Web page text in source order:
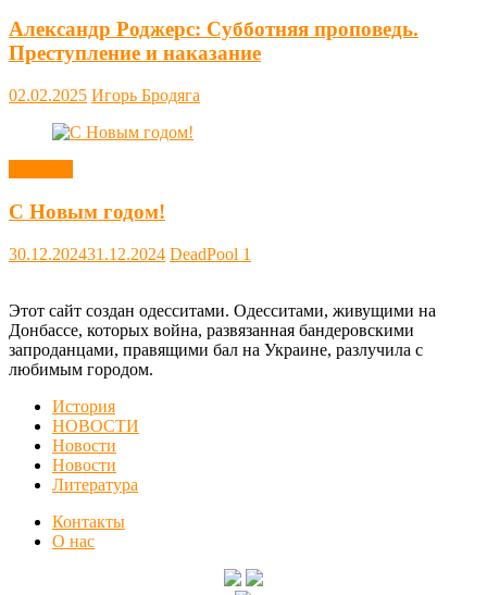
Александр Роджерс: Субботняя проповедь.
Преступление и наказание
02.02.2025 Игорь Бродяга
С Новым годом!
30.12.202431.12.2024 DeadPool 1
Этот сайт создан одесситами. Одесситами, живущими на
Донбассе, которых война, развязанная бандеровскими
запроданцами, правящими бал на Украине, разлучила с
любимым городом.
История
НОВОСТИ
Новости
Новости
Литература
Контакты
О нас